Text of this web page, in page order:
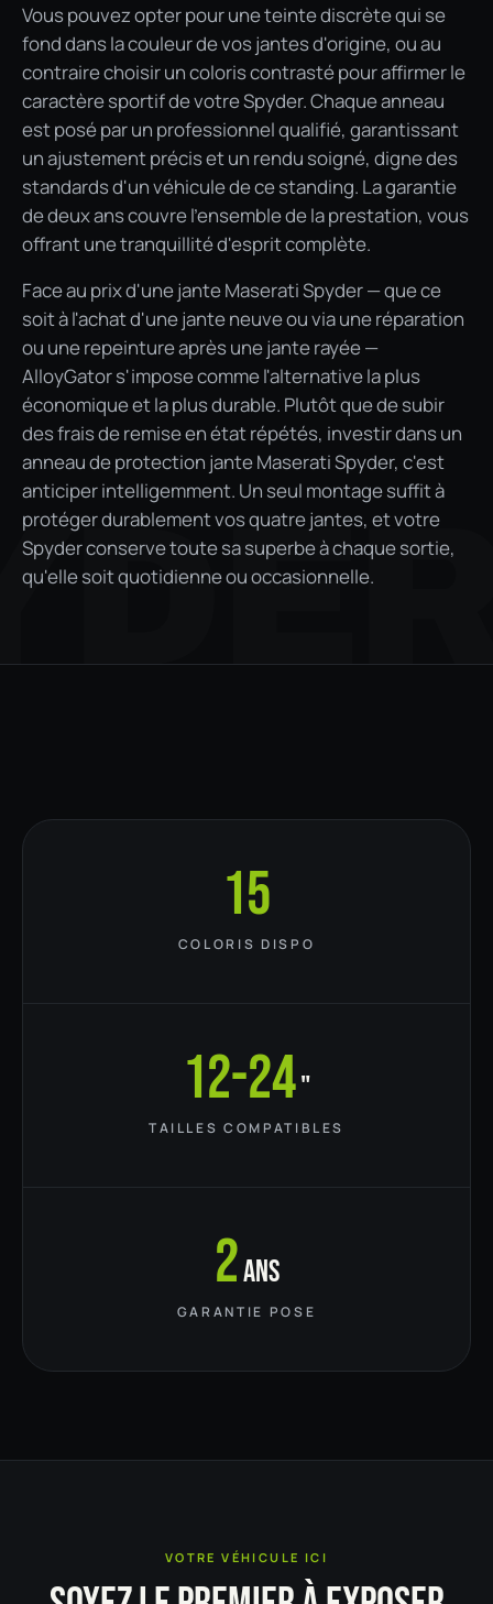
Vous pouvez opter pour une teinte discrète qui se
fond dans la couleur de vos jantes d'origine, ou au
contraire choisir un coloris contrasté pour affirmer le
caractère sportif de votre Spyder. Chaque anneau
est posé par un professionnel qualifié, garantissant
un ajustement précis et un rendu soigné, digne des
standards d'un véhicule de ce standing. La garantie
de deux ans couvre l'ensemble de la prestation, vous
offrant une tranquillité d'esprit complète.
Face au prix d'une jante Maserati Spyder — que ce
soit à l'achat d'une jante neuve ou via une réparation
ou une repeinture après une jante rayée —
AlloyGator s'impose comme l'alternative la plus
économique et la plus durable. Plutôt que de subir
des frais de remise en état répétés, investir dans un
anneau de protection jante Maserati Spyder, c'est
anticiper intelligemment. Un seul montage suffit à
protéger durablement vos quatre jantes, et votre
Spyder conserve toute sa superbe à chaque sortie,
qu'elle soit quotidienne ou occasionnelle.
15
COLORIS DISPO
12-24"
TAILLES COMPATIBLES
2ans
GARANTIE POSE
VOTRE VÉHICULE ICI